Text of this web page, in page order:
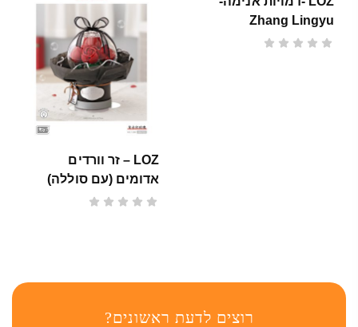
Zhang Lingyu
LOZ – זר וורדים
אדומים (עם סוללה)
רוצים לדעת ראשונים?